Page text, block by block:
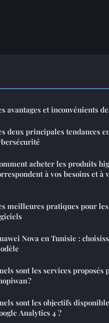
avantages et inconvénients
deux principales tendances
acheter les produits
à vos besoins et à
meilleures pratiques pour les
Nova en Tunisie :
sont les services proposés
?
sont les objectifs
Analytics 4 ?